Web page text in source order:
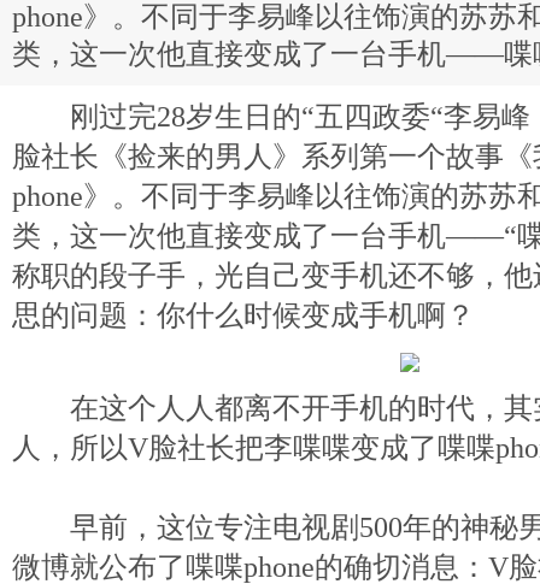
phone》。不同于李易峰以往饰演的苏苏
类，这一次他直接变成了一台手机——喋
刚过完28岁生日的“五四政委“李易峰
脸社长《捡来的男人》系列第一个故事
phone》。不同于李易峰以往饰演的苏苏
类，这一次他直接变成了一台手机——“
称职的段子手，光自己变手机还不够，
思的问题：你什么时候变成手机啊？
在这个人人都离不开手机的时代，其
人，所以V脸社长把李喋喋变成了喋喋
早前，这位专注电视剧500年的神秘
微博就公布了喋喋phone的确切消息：V